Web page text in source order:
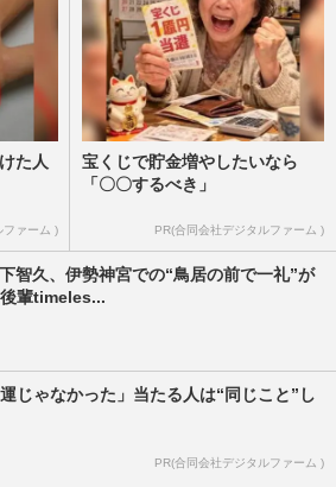
た人
ファーム )
宝くじで貯金増やしたいなら
「〇〇するべき」
PR(合同会社デジタルファーム )
智久、伊勢神宮での“鳥居の前で一礼”が
輩timeles...
運じゃなかった」当たる人は“同じこと”し
PR(合同会社デジタルファーム )